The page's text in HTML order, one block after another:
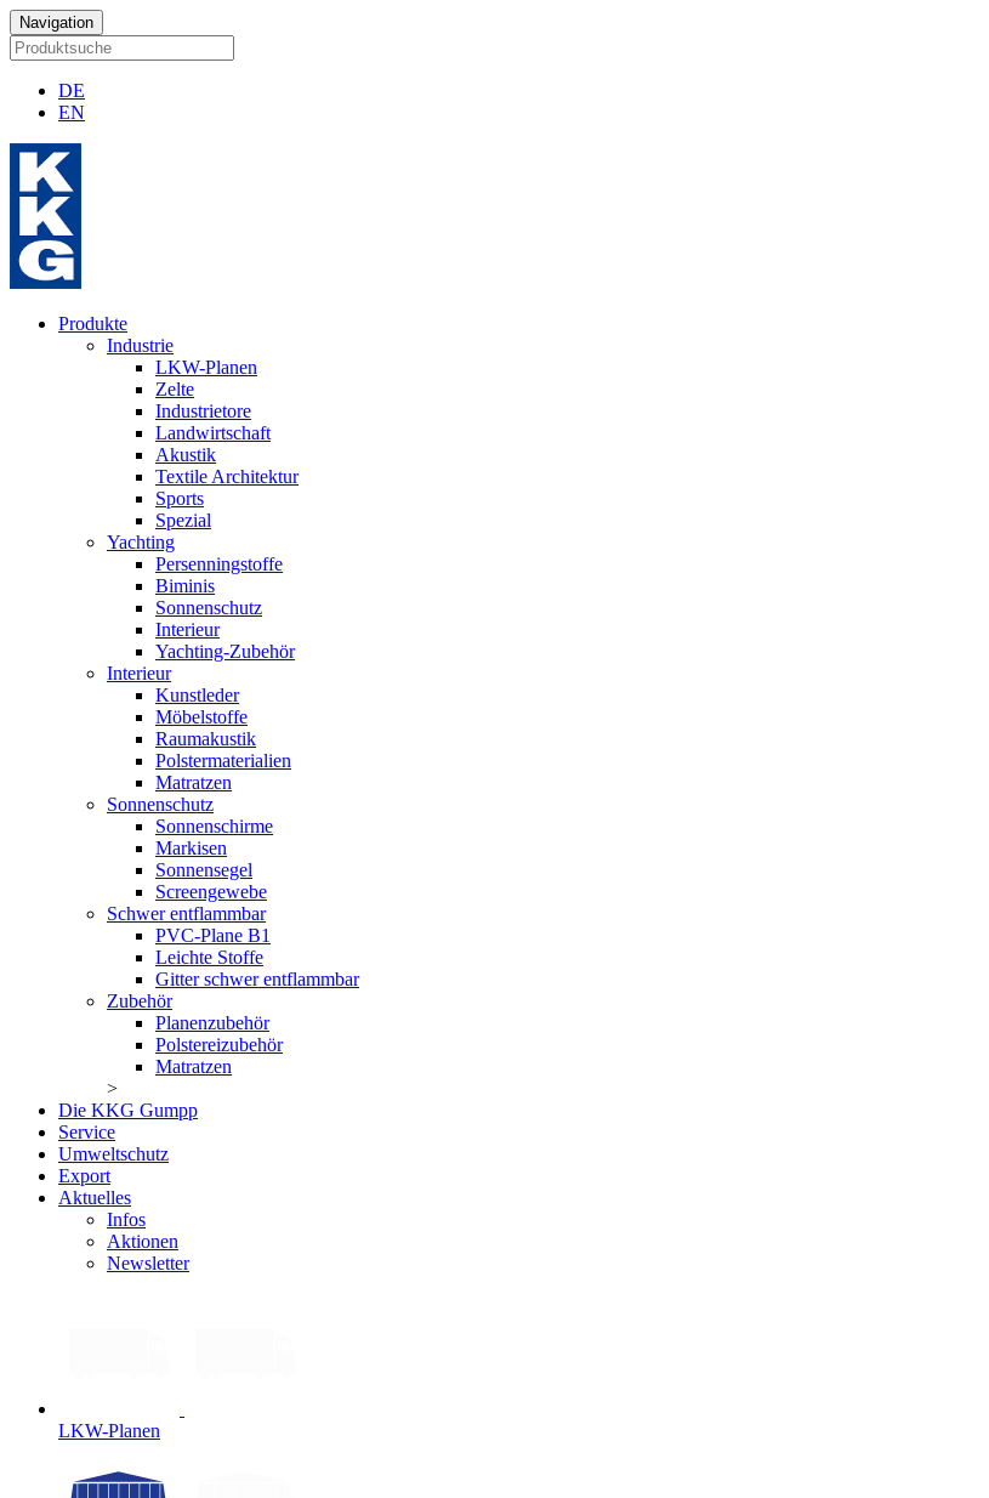
Navigation
DE
EN
Produkte
Industrie
LKW-Planen
Zelte
Industrietore
Landwirtschaft
Akustik
Textile Architektur
Sports
Spezial
Yachting
Persenningstoffe
Biminis
Sonnenschutz
Interieur
Yachting-Zubehör
Interieur
Kunstleder
Möbelstoffe
Raumakustik
Polstermaterialien
Matratzen
Sonnenschutz
Sonnenschirme
Markisen
Sonnensegel
Screengewebe
Schwer entflammbar
PVC-Plane B1
Leichte Stoffe
Gitter schwer entflammbar
Zubehör
Planenzubehör
Polstereizubehör
Matratzen
>
Die KKG Gumpp
Service
Umweltschutz
Export
Aktuelles
Infos
Aktionen
Newsletter
LKW-Planen